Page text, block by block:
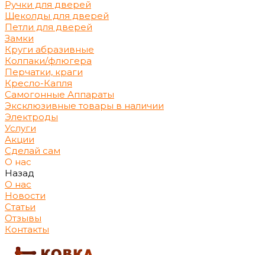
Ручки для дверей
Щеколды для дверей
Петли для дверей
Замки
Круги абразивные
Колпаки/флюгера
Перчатки, краги
Кресло-Капля
Самогонные Аппараты
Эксклюзивные товары в наличии
Электроды
Услуги
Акции
Сделай сам
О нас
Назад
О нас
Новости
Статьи
Отзывы
Контакты